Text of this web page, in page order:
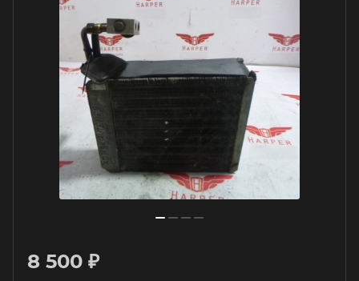
8 500 ₽